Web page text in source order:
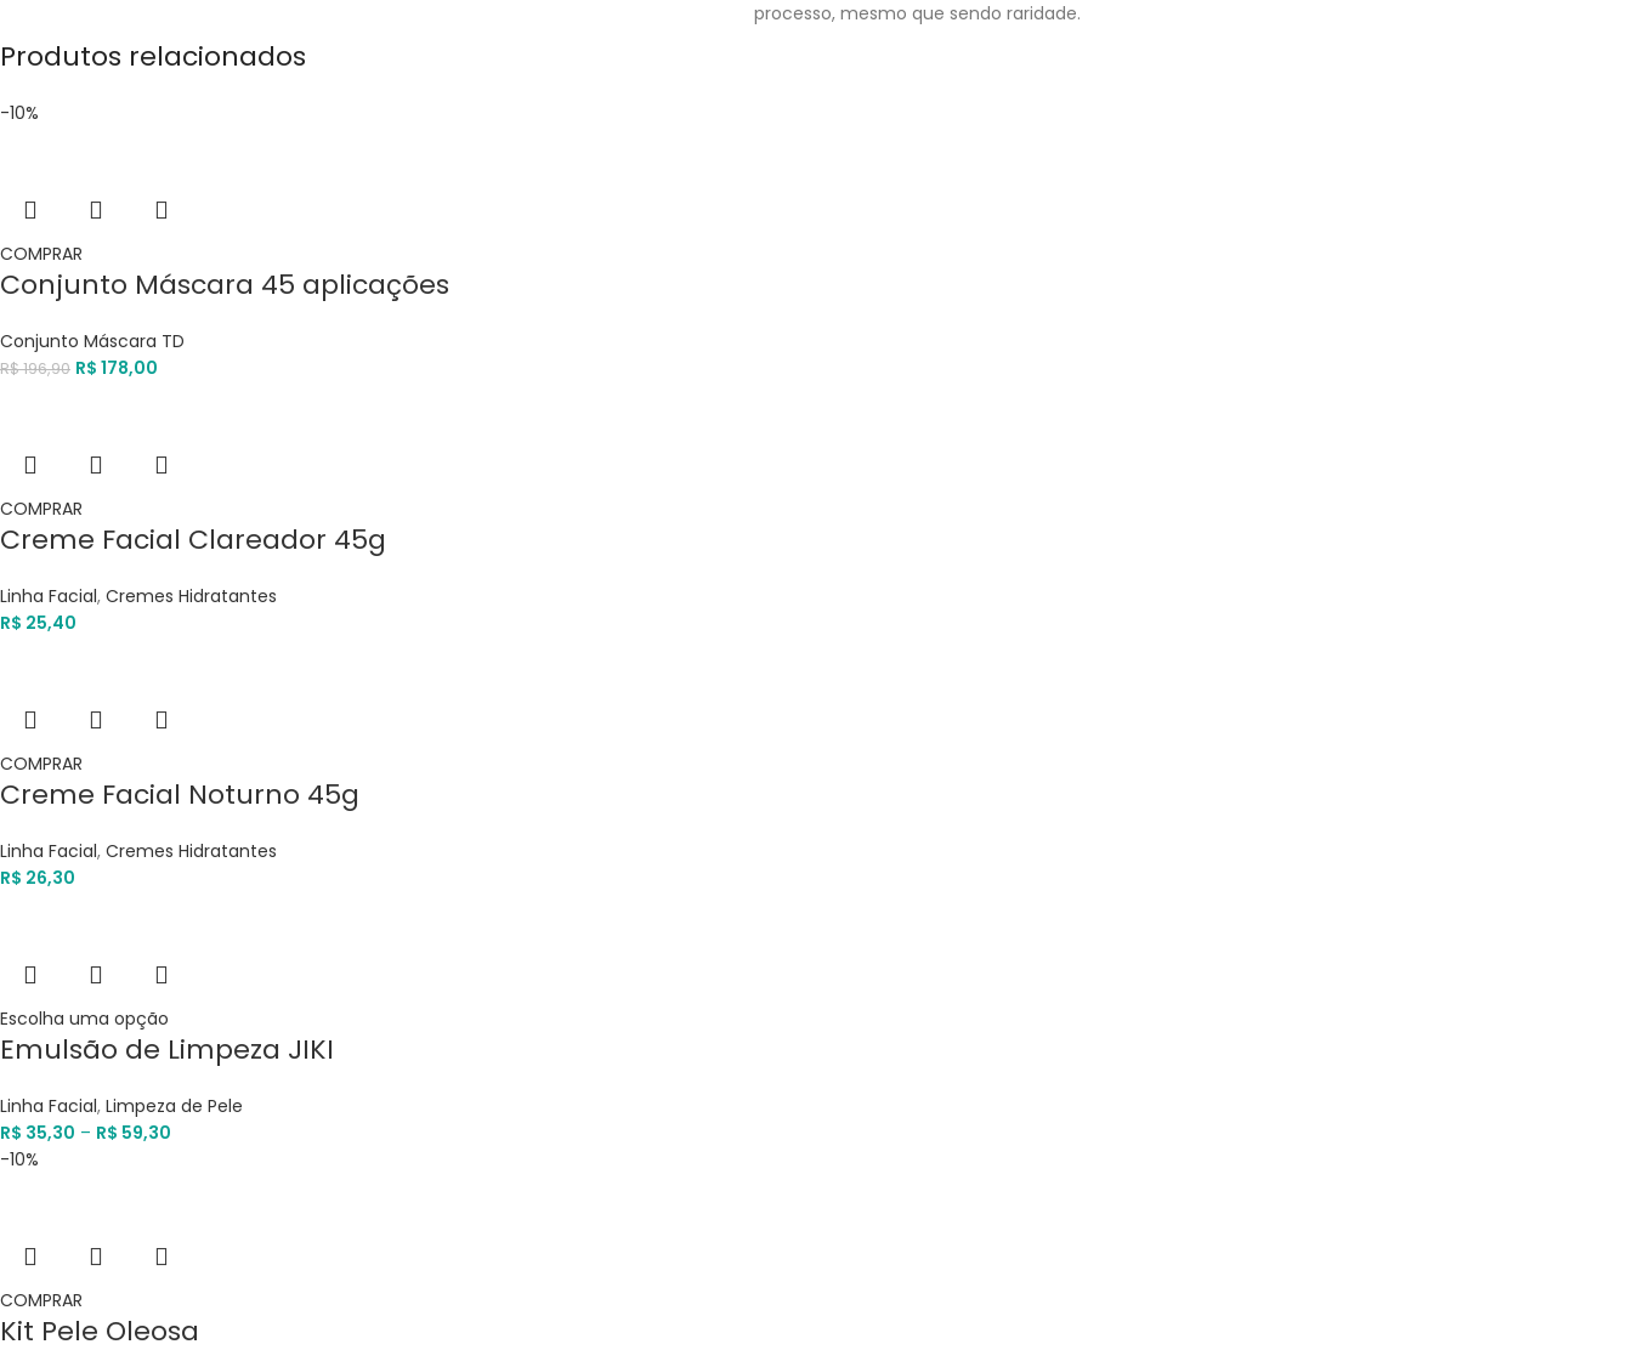
processo, mesmo que sendo raridade.
Produtos relacionados
-10%
COMPRAR
Conjunto Máscara 45 aplicações
Conjunto Máscara TD
R$196,90 R$ 178,00
COMPRAR
Creme Facial Clareador 45g
Linha Facial, Cremes Hidratantes
R$ 25,40
COMPRAR
Creme Facial Noturno 45g
Linha Facial, Cremes Hidratantes
R$ 26,30
Escolha uma opção
Emulsão de Limpeza JIKI
Linha Facial, Limpeza de Pele
R$ 35,30 – R$ 59,30
-10%
COMPRAR
Kit Pele Oleosa